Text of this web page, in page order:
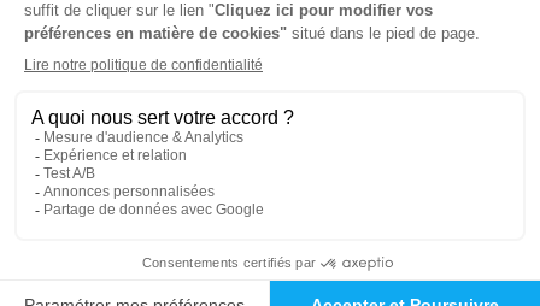
Dommage !
Nous avons noté que ce produit vous
intéresse.
Consultez sur cette page nos suggestions
de titres proches.
Présentation du magazine Santé mentale